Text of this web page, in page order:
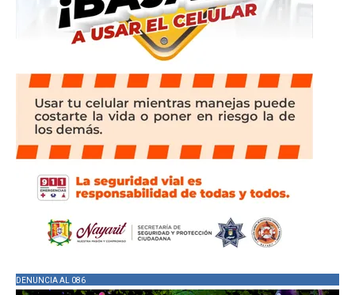
DENUNCIA AL 086